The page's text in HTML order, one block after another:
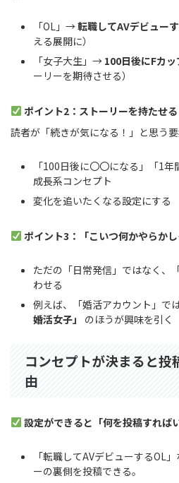
「OL」→転職してAVデビュー
える展開に）
「女子大生」→ 100日後にFカ
ーリーを期待させる）
ポイント2：ストーリーを持たせる
読者が「続きが気になる！」と思う要
「100日後に〇〇になる」「1
成長系コンセプト
変化を追いたくなる設定にする
ポイント3：「こいつ何かやらか
ただの「日常発信」ではなく、
わせる
例えば、「婚活アカウント」で
婚活女子」
のほうが興味を引く
コンセプトが決まると投
由
設定ができると「何を投稿すれば
「転職してAVデビューするOL
ーの裏側を投稿できる。